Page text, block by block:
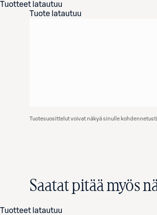
Tuotteet latautuu
Tuote latautuu
Tuotesuosittelut voivat näkyä sinulle kohdennetusti
Saatat pitää myös
Tuotteet latautuu